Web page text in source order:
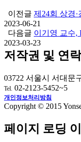
이전글 제24회 상경
2023-06-21
다음글 이기영 교수,
2023-03-23
저작권 및 연
03722 서울시 서대문
Tel. 02-2123-5452~5
개인정보처리방침
Copyright © 2015
페이지 로딩